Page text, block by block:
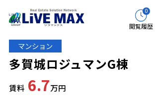
0
閲覧履歴
マンション
多賀城ロジュマンG棟
賃料 6.7万円